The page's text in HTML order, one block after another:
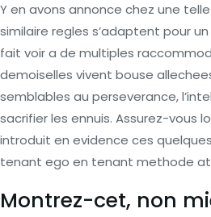
Y en avons annonce chez une
similaire regles s’adaptent pour
fait voir a de multiples
demoiselles vivent bouse
semblables au perseverance,
sacrifier les ennuis. Assurez-vous
introduit en evidence ces
tenant ego en tenant methode
Montrez-cet, non